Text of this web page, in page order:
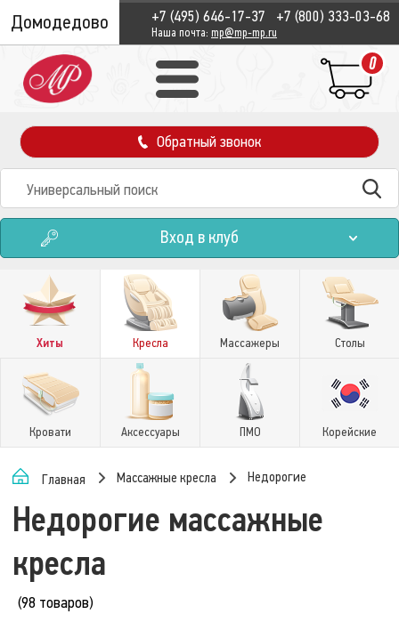
Домодедово +7 (495) 646-17-37 +7 (800) 333-03-68
Наша почта: mp@mp-mp.ru
0
Обратный звонок
Вход в клуб
Хиты Кресла Массажеры Столы
Кровати Аксессуары ПМО Корейские
Главная Массажные кресла Недорогие
Недорогие массажные
кресла
(98 товаров)